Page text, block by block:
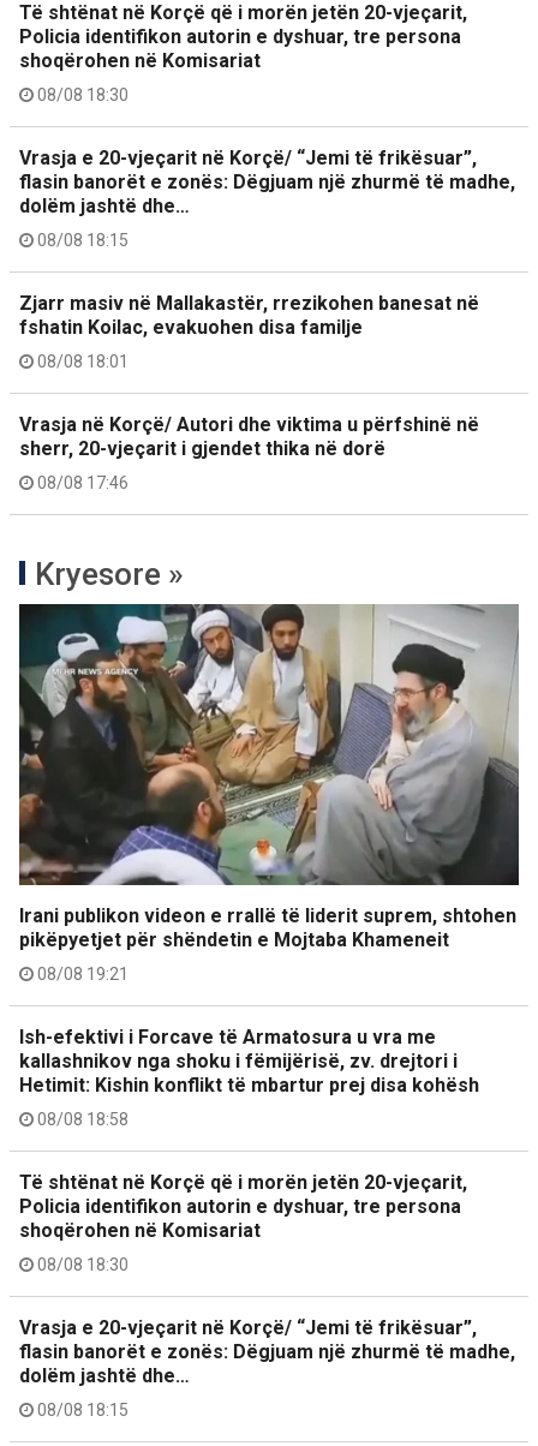
Të shtënat në Korçë që i morën jetën 20-vjeçarit,
Policia identifikon autorin e dyshuar, tre persona
shoqërohen në Komisariat
08/08 18:30
Vrasja e 20-vjeçarit në Korçë/ “Jemi të frikësuar”,
flasin banorët e zonës: Dëgjuam një zhurmë të madhe,
dolëm jashtë dhe…
08/08 18:15
Zjarr masiv në Mallakastër, rrezikohen banesat në
fshatin Koilac, evakuohen disa familje
08/08 18:01
Vrasja në Korçë/ Autori dhe viktima u përfshinë në
sherr, 20-vjeçarit i gjendet thika në dorë
08/08 17:46
Kryesore »
Irani publikon videon e rrallë të liderit suprem, shtohen
pikëpyetjet për shëndetin e Mojtaba Khameneit
08/08 19:21
Ish-efektivi i Forcave të Armatosura u vra me
kallashnikov nga shoku i fëmijërisë, zv. drejtori i
Hetimit: Kishin konflikt të mbartur prej disa kohësh
08/08 18:58
Të shtënat në Korçë që i morën jetën 20-vjeçarit,
Policia identifikon autorin e dyshuar, tre persona
shoqërohen në Komisariat
08/08 18:30
Vrasja e 20-vjeçarit në Korçë/ “Jemi të frikësuar”,
flasin banorët e zonës: Dëgjuam një zhurmë të madhe,
dolëm jashtë dhe…
08/08 18:15